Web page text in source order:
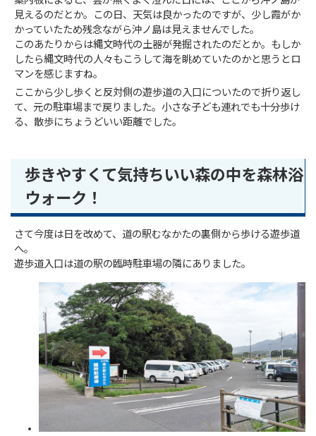
見えるのだとか。この日、天気は良かったのですが、少し霞がか
かっていたため残念ながら沖ノ島は見えませんでした。
このあたりからは縄文時代の土器が発掘されたのだとか。もしか
したら縄文時代の人々もこうして海を眺めていたのかと思うとロ
マンを感じますね。
ここから少し歩くと反対側の遊歩道の入口についたので折り返し
て、元の駐車場まで戻りました。小さな子ども連れでも十分歩け
る、散歩にちょうどいい距離でした。
歩きやすくて気持ちいい森の中を森林浴
ウォーク！
さて今度は日を改めて、道の駅むなかたの裏側から歩ける遊歩道
へ。
遊歩道入口は道の駅の臨時駐車場の隣にありました。